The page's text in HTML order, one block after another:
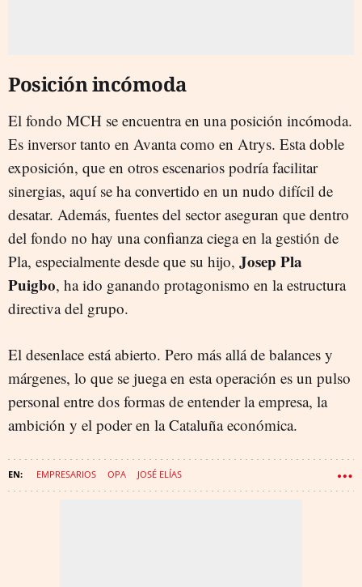
Posición incómoda
El fondo MCH se encuentra en una posición incómoda.
Es inversor tanto en Avanta como en Atrys. Esta doble
exposición, que en otros escenarios podría facilitar
sinergias, aquí se ha convertido en un nudo difícil de
desatar. Además, fuentes del sector aseguran que dentro
del fondo no hay una confianza ciega en la gestión de
Pla, especialmente desde que su hijo, Josep Pla
Puigbo, ha ido ganando protagonismo en la estructura
directiva del grupo.
El desenlace está abierto. Pero más allá de balances y
márgenes, lo que se juega en esta operación es un pulso
personal entre dos formas de entender la empresa, la
ambición y el poder en la Cataluña económica.
EMPRESARIOS OPA JOSÉ ELÍAS